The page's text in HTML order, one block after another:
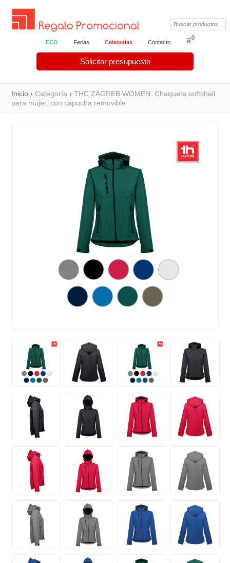
ECO Ferias Categorías Contacto
Solicitar presupuesto
🛒0
Inicio ›Categoría ›THC ZAGREB WOMEN. Chaqueta softshell
para mujer, con capucha removible